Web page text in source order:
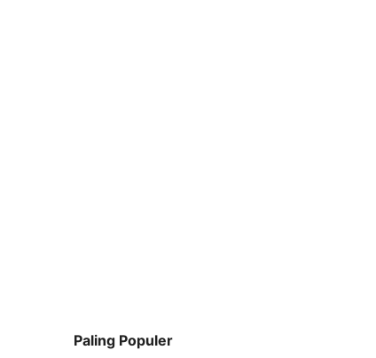
Paling Populer